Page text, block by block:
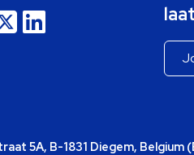
5A, B-1831 Diegem, Belgium